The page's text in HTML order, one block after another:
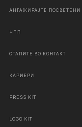
АНГАЖИРАЈТЕ
ЧПП
СТАПИТЕ ВО КОНТАКТ
КАРИЕРИ
PRESS KIT
LOGO KIT